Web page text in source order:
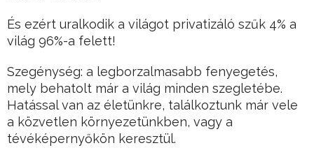
És ezért uralkodik a világot privatizáló szűk 4% a
világ 96%-a felett!
Szegénység: a legborzalmasabb fenyegetés,
mely behatolt már a világ minden szegletébe.
Hatással van az életünkre, találkoztunk már vele
a közvetlen környezetünkben, vagy a
tévéképernyőkön keresztül.